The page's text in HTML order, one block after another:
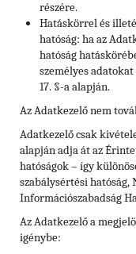
részére.
Hatáskörrel és
hatóság: ha az
hatóság
személyes
17. §-a alapján.
Az Adatkezelő nem
Adatkezelő csak
alapján adja át az
hatóságok – így
szabálysértési hatóság,
Információszabadság
Az Adatkezelő a
igénybe: